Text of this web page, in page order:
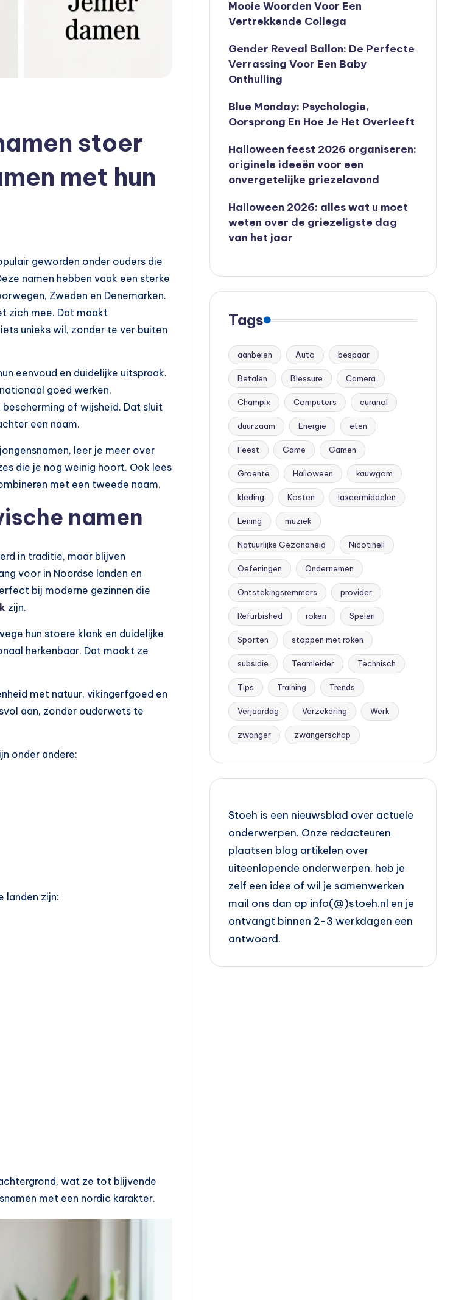
stoer
met hun
geworden onder ouders die
namen hebben vaak een sterke
Zweden en Denemarken.
zich mee. Dat maakt
unieks wil, zonder te ver buiten
eenvoud en duidelijke uitspraak.
goed werken.
of wijsheid. Dat sluit
een naam.
leer je meer over
die je nog weinig hoort. Ook lees
met een tweede naam.
namen
in traditie, maar blijven
voor in Noordse landen en
bij moderne gezinnen die
zijn.
hun stoere klank en duidelijke
herkenbaar. Dat maakt ze
met natuur, vikingerfgoed en
aan, zonder ouderwets te
onder andere:
landen zijn:
wat ze tot blijvende
met een nordic karakter.
Mooie Woorden Voor Een
Vertrekkende Collega
Gender Reveal Ballon: De Perfecte
Verrassing Voor Een Baby
Onthulling
Blue Monday: Psychologie,
Oorsprong En Hoe Je Het Overleeft
Halloween feest 2026 organiseren:
originele ideeën voor een
onvergetelijke griezelavond
Halloween 2026: alles wat u moet
weten over de griezeligste dag
van het jaar
Tags
aanbeien Auto bespaar
Betalen Blessure Camera
Champix Computers curanol
duurzaam Energie eten
Feest Game Gamen
Groente Halloween kauwgom
kleding Kosten laxeermiddelen
Lening muziek
Natuurlijke Gezondheid Nicotinell
Oefeningen Ondernemen
Ontstekingsremmers provider
Refurbished roken Spelen
Sporten stoppen met roken
subsidie Teamleider Technisch
Tips Training Trends
Verjaardag Verzekering Werk
zwanger zwangerschap
Stoeh is een nieuwsblad over actuele
onderwerpen. Onze redacteuren
plaatsen blog artikelen over
uiteenlopende onderwerpen. heb je
zelf een idee of wil je samenwerken
mail ons dan op info(@)stoeh.nl en je
ontvangt binnen 2-3 werkdagen een
antwoord.